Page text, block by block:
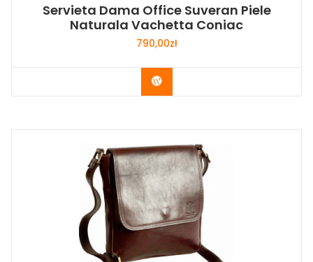
Servieta Dama Office Suveran Piele
Naturala Vachetta Coniac
790,00zł
Buy Now